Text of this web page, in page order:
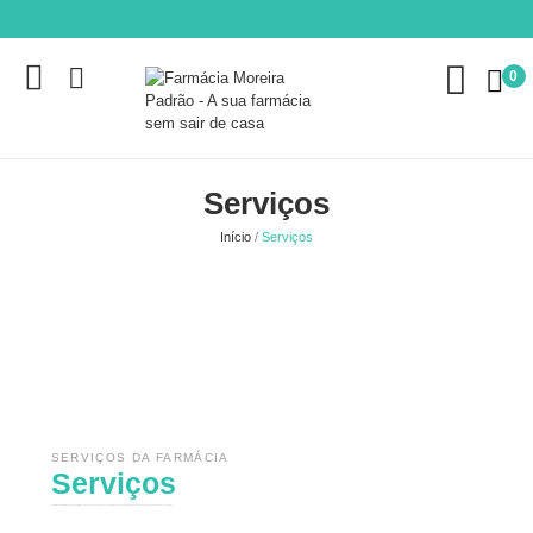
0
Serviços
Início Serviços
SERVIÇOS DA FARMÁCIA
Serviços